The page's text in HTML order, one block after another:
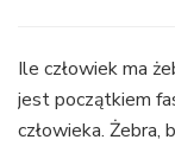
Ile człowiek ma
jest początkiem
człowieka. Żebra,